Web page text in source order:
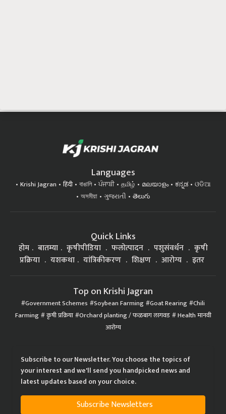
Languages
Krishi Jagran हिंदी বাঙালি ਪੰਜਾਬੀ தமிழ் മലയാളം ಕನ್ನಡ
ଓଡିଆ
অসমীয়া
ગુજરાતી తెలుగు
Quick Links
होम बातम्या कृषीपीडिया फलोत्पादन पशुसंवर्धन
कृषी
प्रक्रिया
यशकथा यांत्रिकीकरण शिक्षण आरोग्य इतर
Top on Krishi Jagran
Government Schemes Soybean Farming Goat Rearing Chili
Farming कृषी प्रक्रिया Orchard planting / फळबाग लागवड Health मानवी
आरोग्य
Subscribe to our Newsletter. You choose the topics of
your interest and we'll send you handpicked news and
latest updates based on your choice.
Subscribe Newsletters